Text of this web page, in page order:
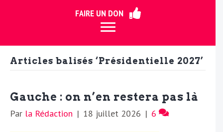
FAIRE UN DON
Articles balisés ‘Présidentielle 2027’
Gauche : on n’en restera pas là
Par la Rédaction | 18 juillet 2026 | 6